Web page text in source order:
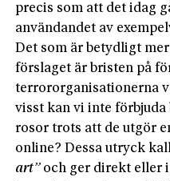
precis som att det idag
användandet av
Det som är betydligt
förslaget är bristen på
terrororganisationerna
visst kan vi inte
rosor trots att de utgör
online? Dessa utryck
art”och ger direkt eller